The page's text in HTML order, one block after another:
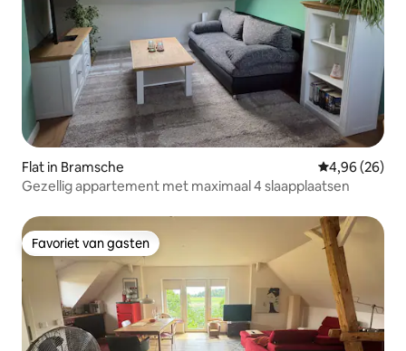
Flat in Bramsche Gemiddelde
4,96 (26)
Gezellig appartement met maximaal 4 slaapplaatsen
Favoriet van gasten
Favoriet van gasten